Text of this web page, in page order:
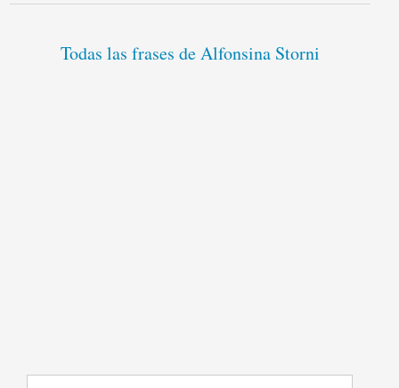
Todas las frases de Alfonsina Storni